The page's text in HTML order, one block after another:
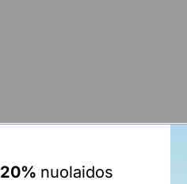
20% nuolaidos